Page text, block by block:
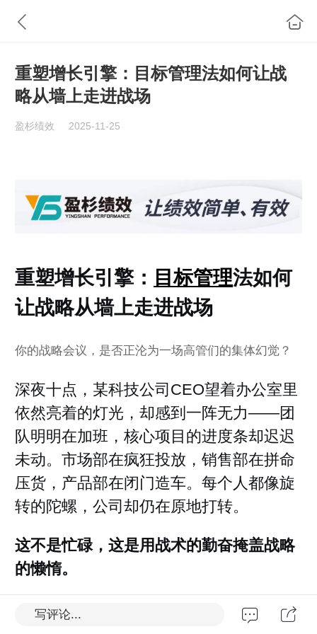
重塑增长引擎：目标管理法如何让战
略从墙上走进战场
盈杉绩效 2025-11-25
重塑增长引擎： 目标管理法如何
让战略从墙上走进战场
你的战略会议，是否正沦为一场高管们的集体幻觉？
深夜十点，某科技公司CEO望着办公室里
依然亮着的灯光，却感到一阵无力——团
队明明在加班，核心项目的进度条却迟迟
未动。市场部在疯狂投放，销售部在拼命
压货，产品部在闭门造车。每个人都像旋
转的陀螺，公司却仍在原地打转。
这不是忙碌，这是用战术的勤奋掩盖战略
的懒惰。
写评论...